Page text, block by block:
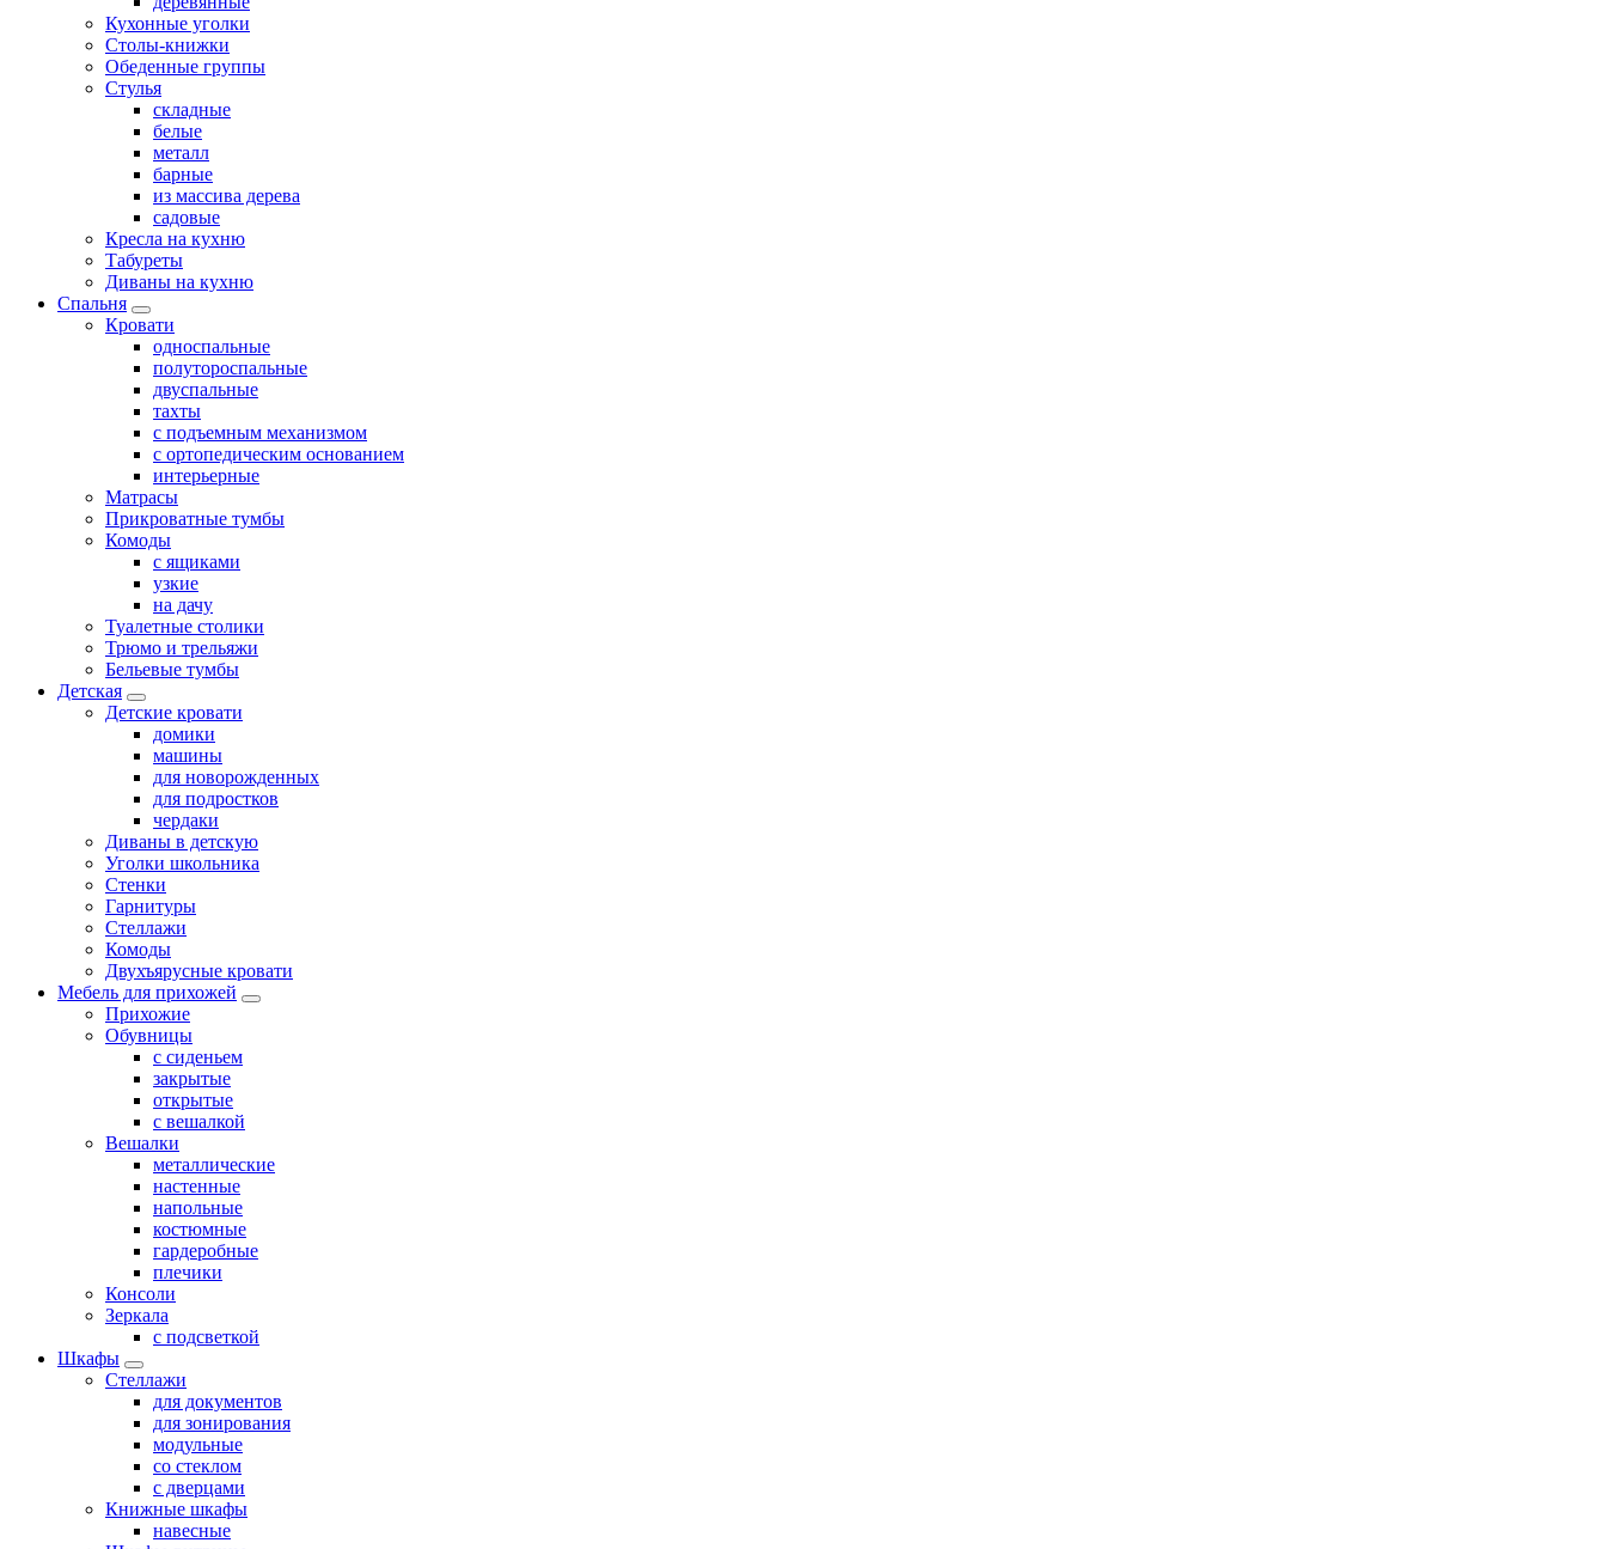
Кухонные уголки
Столы-книжки
Обеденные группы
Стулья
складные
белые
металл
барные
из массива дерева
садовые
Кресла на кухню
Табуреты
Диваны на кухню
Спальня
Кровати
односпальные
полутороспальные
двуспальные
тахты
с подъемным механизмом
с ортопедическим основанием
интерьерные
Матрасы
Прикроватные тумбы
Комоды
с ящиками
узкие
на дачу
Туалетные столики
Трюмо и трельяжи
Бельевые тумбы
Детская
Детские кровати
домики
машины
для новорожденных
для подростков
чердаки
Диваны в детскую
Уголки школьника
Стенки
Гарнитуры
Стеллажи
Комоды
Двухъярусные кровати
Мебель для прихожей
Прихожие
Обувницы
с сиденьем
закрытые
открытые
с вешалкой
Вешалки
металлические
настенные
напольные
костюмные
гардеробные
плечики
Консоли
Зеркала
с подсветкой
Шкафы
Стеллажи
для документов
для зонирования
модульные
со стеклом
с дверцами
Книжные шкафы
навесные